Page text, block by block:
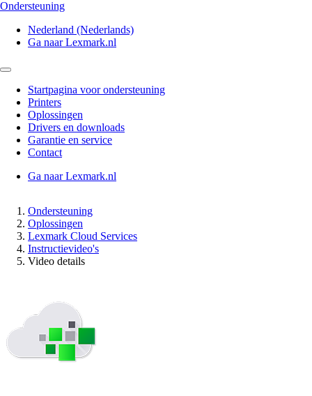
Ondersteuning
Nederland (Nederlands)
Ga naar Lexmark.nl
Startpagina voor ondersteuning
Printers
Oplossingen
Drivers en downloads
Garantie en service
Contact
Ga naar Lexmark.nl
Ondersteuning
Oplossingen
Lexmark Cloud Services
Instructievideo's
Video details